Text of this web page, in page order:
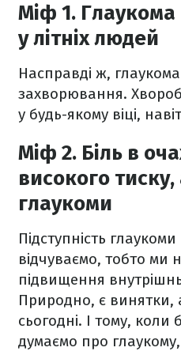
Міф 1. Глаукома
у літніх людей
Насправді ж,
захворювання.
у будь-якому віці,
Міф 2. Біль в
високого
глаукоми
Підступність
відчуваємо, тобто ми
підвищення
Природно, є винятки,
сьогодні. І тому, коли
думаємо про